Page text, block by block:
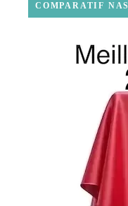
COMPARATIF NAS